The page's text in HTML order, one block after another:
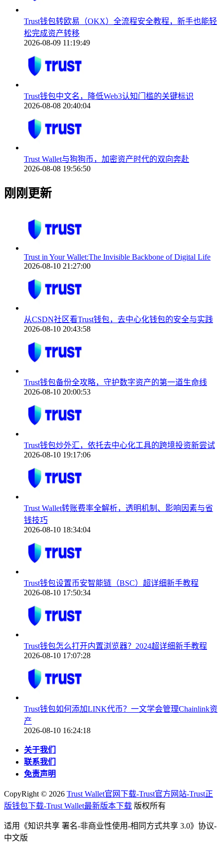
Trust钱包转欧易（OKX）全流程安全教程，新手也能轻
松完成资产转移
2026-08-09 11:19:49
Trust钱包中文名，降低Web3认知门槛的关键标识
2026-08-08 20:40:04
Trust Wallet与狗狗币，加密资产时代的双向奔赴
2026-08-08 19:56:50
刚刚更新
Trust in Your Wallet:The Invisible Backbone of Digital Life
2026-08-10 21:27:00
从CSDN社区看Trust钱包，去中心化钱包的安全与实践
2026-08-10 20:43:58
Trust钱包备份全攻略，守护数字资产的第一道生命线
2026-08-10 20:00:53
Trust钱包炒外汇，依托去中心化工具的跨境投资新尝试
2026-08-10 19:17:06
Trust Wallet转账费率全解析，透明机制、影响因素与省
钱技巧
2026-08-10 18:34:04
Trust钱包设置币安智能链（BSC）超详细新手教程
2026-08-10 17:50:34
Trust钱包怎么打开内置浏览器？2024超详细新手教程
2026-08-10 17:07:28
Trust钱包如何添加LINK代币？一文学会管理Chainlink资
产
2026-08-10 16:24:18
关于我们
联系我们
免责声明
CopyRight © 2026 Trust Wallet官网下载-Trust官方网站-Trust正
版钱包下载-Trust Wallet最新版本下载 版权所有
适用《知识共享 署名-非商业性使用-相同方式共享 3.0》协议-
中文版